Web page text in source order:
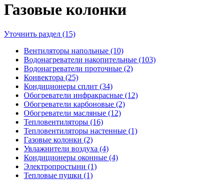
Газовые колонки
Уточнить раздел (15)
Вентиляторы напольные (10)
Водонагреватели накопительные (103)
Водонагреватели проточные (2)
Конвектора (25)
Кондиционеры сплит (34)
Обогреватели инфракрасные (12)
Обогреватели карбоновые (2)
Обогреватели масляные (12)
Тепловентиляторы (16)
Тепловентиляторы настенные (1)
Газовые колонки (2)
Увлажнители воздуха (4)
Кондиционеры оконные (4)
Электропростыни (1)
Тепловые пушки (1)